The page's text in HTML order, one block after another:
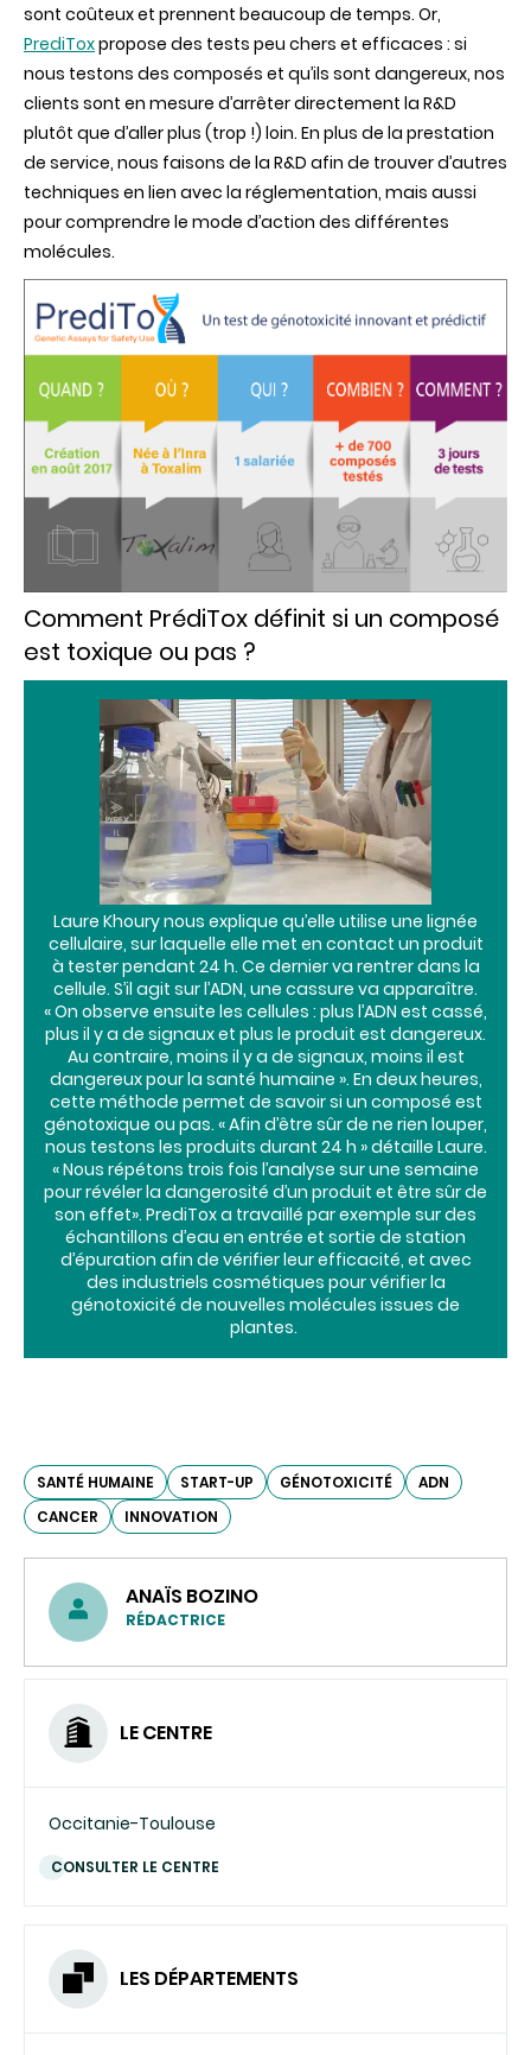
sont coûteux et prennent beaucoup de temps. Or,
PrediToxpropose des tests peu chers et efficaces : si
nous testons des composés et qu’ils sont dangereux, nos
clients sont en mesure d’arrêter directement la R&D
plutôt que d’aller plus (trop !) loin. En plus de la prestation
de service, nous faisons de la R&D afin de trouver d’autres
techniques en lien avec la réglementation, mais aussi
pour comprendre le mode d’action des différentes
molécules.
Comment PrédiTox définit si un composé
est toxique ou pas ?
Laure Khoury nous explique qu’elle utilise une lignée
cellulaire, sur laquelle elle met en contact un produit
à tester pendant 24 h. Ce dernier va rentrer dans la
cellule. S’il agit sur l’ADN, une cassure va apparaître.
« On observe ensuite les cellules : plus l’ADN est cassé,
plus il y a de signaux et plus le produit est dangereux.
Au contraire, moins il y a de signaux, moins il est
dangereux pour la santé humaine ». En deux heures,
cette méthode permet de savoir si un composé est
génotoxique ou pas. « Afin d’être sûr de ne rien louper,
nous testons les produits durant 24 h » détaille Laure.
« Nous répétons trois fois l’analyse sur une semaine
pour révéler la dangerosité d’un produit et être sûr de
son effet». PrediTox a travaillé par exemple sur des
échantillons d’eau en entrée et sortie de station
d’épuration afin de vérifier leur efficacité, et avec
des industriels cosmétiques pour vérifier la
génotoxicité de nouvelles molécules issues de
plantes.
SANTÉ HUMAINE START-UP GÉNOTOXICITÉ
ADN
CANCER
INNOVATION
ANAÏS BOZINO
RÉDACTRICE
LE CENTRE
Occitanie-Toulouse
CONSULTER LE CENTRE
LES DÉPARTEMENTS